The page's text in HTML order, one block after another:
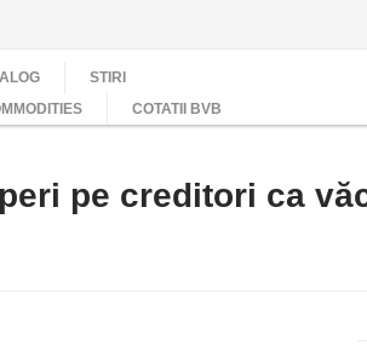
STIRI
COTATII BVB
pe creditori ca